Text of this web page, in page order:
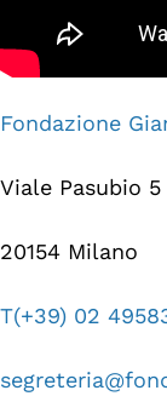
Fondazione
Viale Pasubio 5
20154 Milano
T(+39) 02